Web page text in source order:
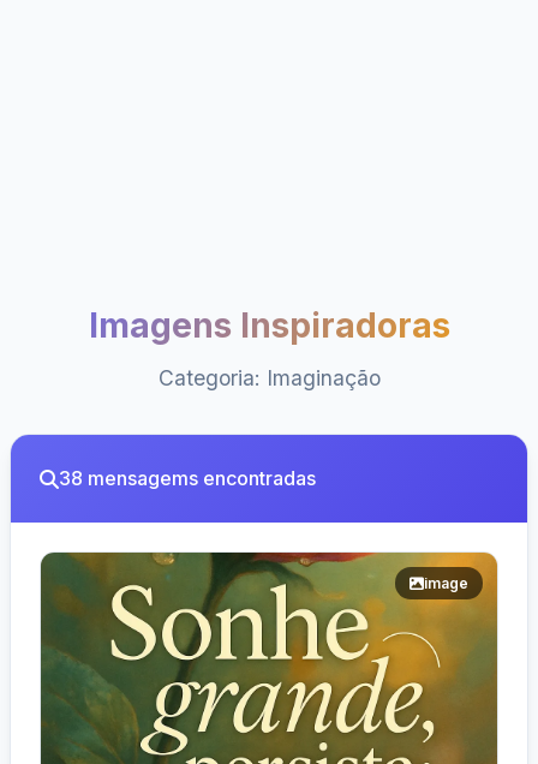
Imagens Inspiradoras
Categoria: Imaginação
38 mensagems encontradas
image